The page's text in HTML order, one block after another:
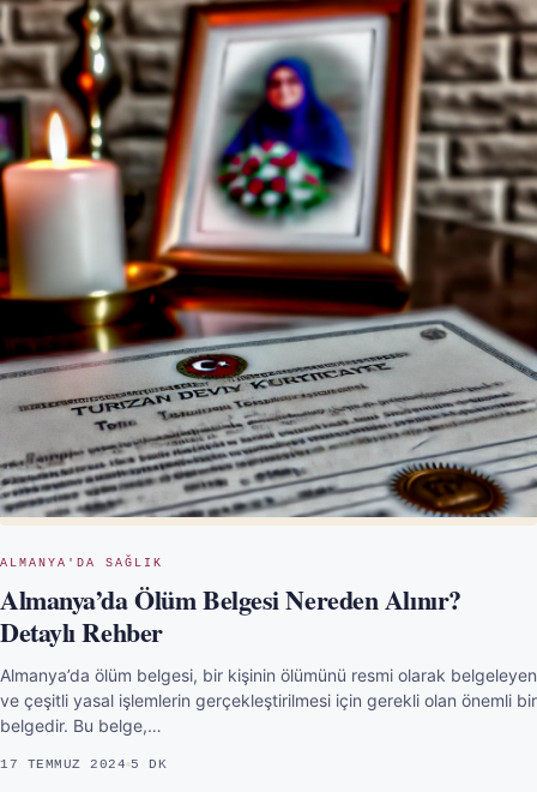
ALMANYA'DA SAĞLIK
Almanya’da Ölüm Belgesi Nereden Alınır?
Detaylı Rehber
Almanya’da ölüm belgesi, bir kişinin ölümünü resmi olarak belgeleyen
ve çeşitli yasal işlemlerin gerçekleştirilmesi için gerekli olan önemli bir
belgedir. Bu belge,…
17 TEMMUZ 2024 5 DK